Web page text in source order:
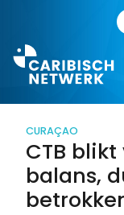
CURAÇAO
CTB
balans,